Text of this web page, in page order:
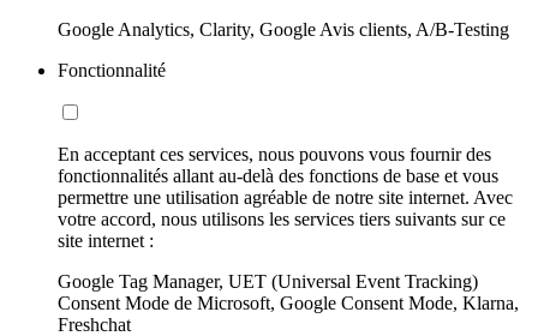
Google Analytics, Clarity, Google Avis clients, A/B-Testing
Fonctionnalité
En acceptant ces services, nous pouvons vous fournir des
fonctionnalités allant au-delà des fonctions de base et vous
permettre une utilisation agréable de notre site internet. Avec
votre accord, nous utilisons les services tiers suivants sur ce
site internet :
Google Tag Manager, UET (Universal Event Tracking)
Consent Mode de Microsoft, Google Consent Mode, Klarna,
Freshchat